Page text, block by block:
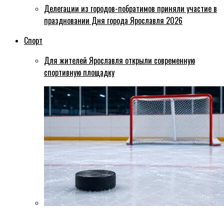
Делегации из городов-побратимов приняли участие в
праздновании Дня города Ярославля 2026
Спорт
Для жителей Ярославля открыли современную
спортивную площадку